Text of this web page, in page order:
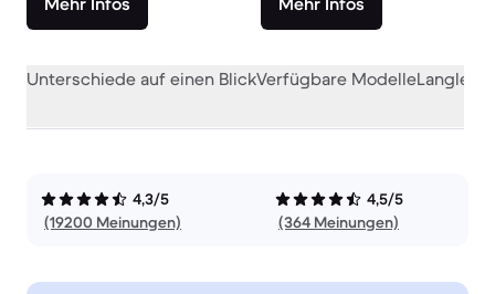
Unterschiede auf einen BlickVerfügbare Modelle
4,3/5
(19200 Meinungen)
4,5/5
(364 Meinungen)